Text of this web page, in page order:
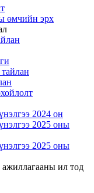
өмчийн эрх
2024 он
2025 оны
2025 оны
ажиллагааны ил тод